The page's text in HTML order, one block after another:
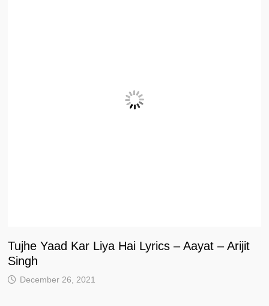
Tujhe Yaad Kar Liya Hai Lyrics – Aayat – Arijit
Singh
December 26, 2021